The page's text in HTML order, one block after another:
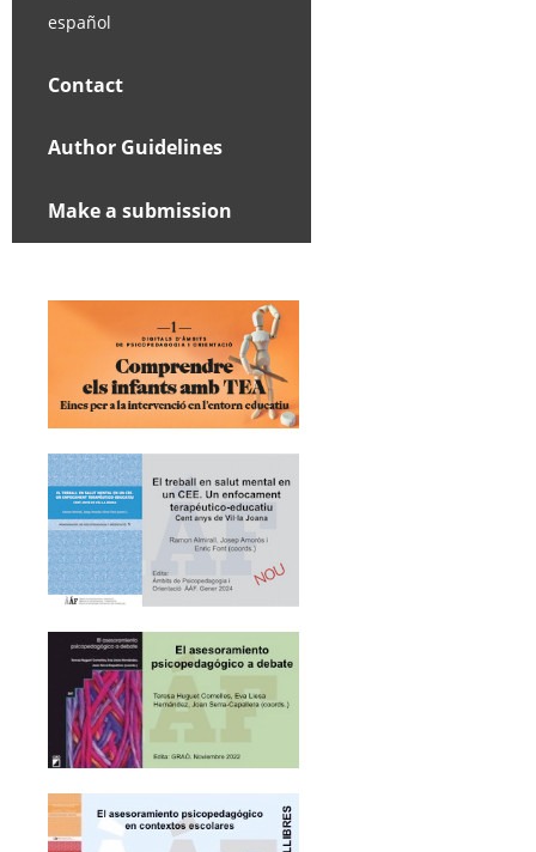
español
Contact
Author Guidelines
Make a submission